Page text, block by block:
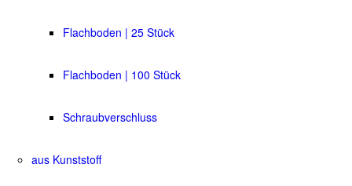
Flachboden | 25 Stück
Flachboden | 100 Stück
Schraubverschluss
aus Kunststoff